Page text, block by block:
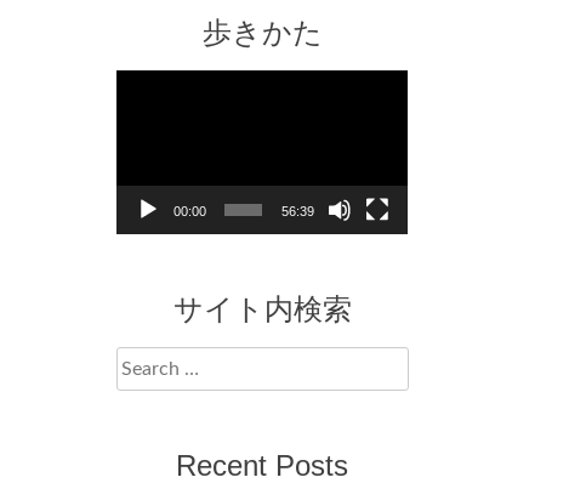
歩きかた
00:00 56:39
サイト内検索
Search
for:
Recent Posts